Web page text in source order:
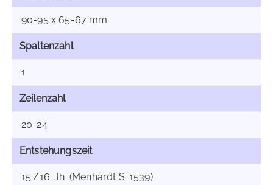
90-95 x 65-67 mm
Spaltenzahl
1
Zeilenzahl
20-24
Entstehungszeit
15./16. Jh. (Menhardt S. 1539)